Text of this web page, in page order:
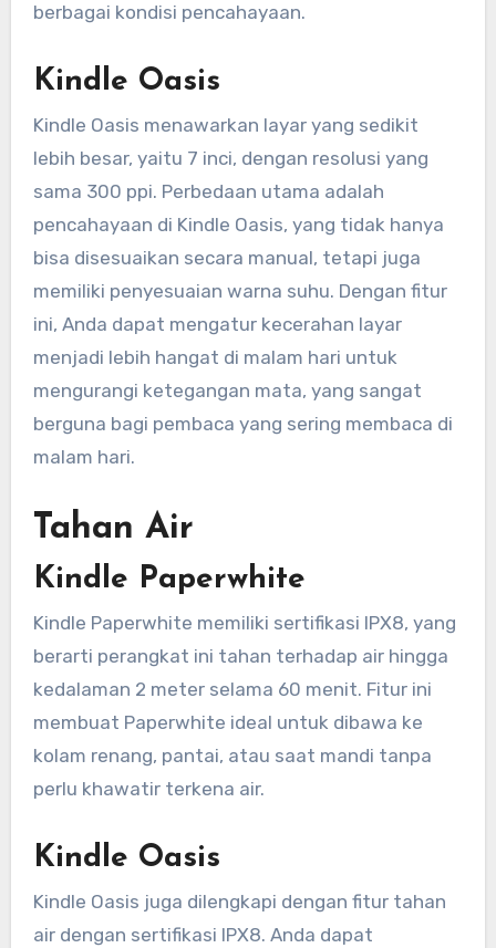
berbagai kondisi pencahayaan.
Kindle Oasis
Kindle Oasis menawarkan layar yang sedikit
lebih besar, yaitu 7 inci, dengan resolusi yang
sama 300 ppi. Perbedaan utama adalah
pencahayaan di Kindle Oasis, yang tidak hanya
bisa disesuaikan secara manual, tetapi juga
memiliki penyesuaian warna suhu. Dengan fitur
ini, Anda dapat mengatur kecerahan layar
menjadi lebih hangat di malam hari untuk
mengurangi ketegangan mata, yang sangat
berguna bagi pembaca yang sering membaca di
malam hari.
Tahan Air
Kindle Paperwhite
Kindle Paperwhite memiliki sertifikasi IPX8, yang
berarti perangkat ini tahan terhadap air hingga
kedalaman 2 meter selama 60 menit. Fitur ini
membuat Paperwhite ideal untuk dibawa ke
kolam renang, pantai, atau saat mandi tanpa
perlu khawatir terkena air.
Kindle Oasis
Kindle Oasis juga dilengkapi dengan fitur tahan
air dengan sertifikasi IPX8. Anda dapat